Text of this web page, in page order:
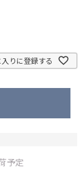
りに登録する
予定